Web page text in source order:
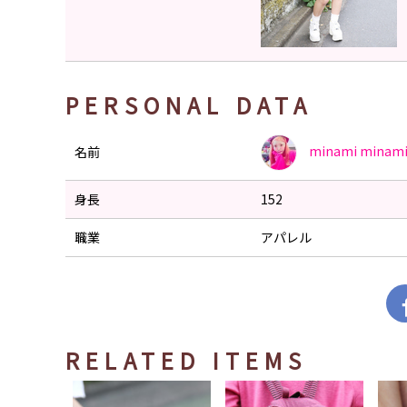
PERSONAL DATA
名前 minami
身長 152
職業 アパレル
RELATED ITEMS